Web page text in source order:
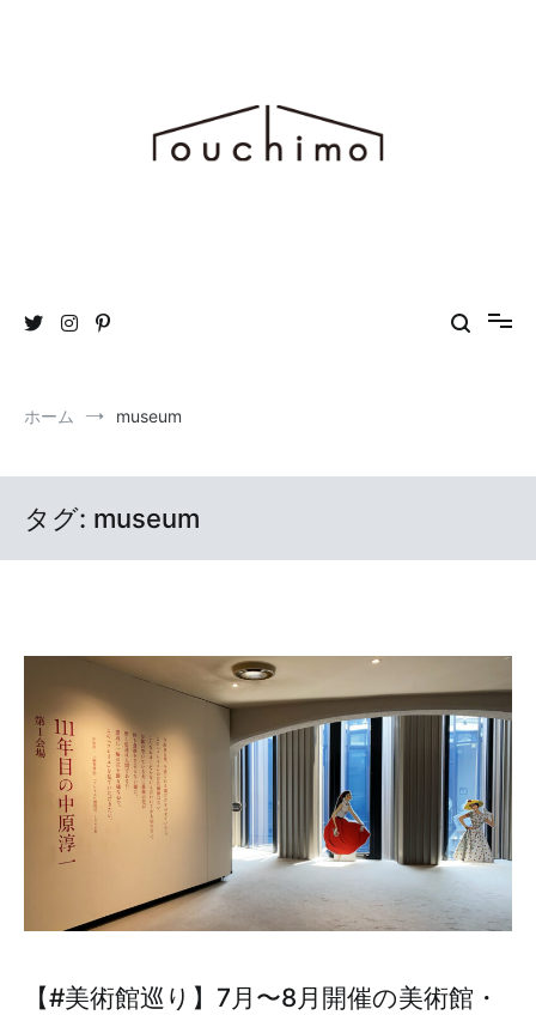
ホーム museum
タグ: museum
【#美術館巡り】7月〜8月開催の美術館・